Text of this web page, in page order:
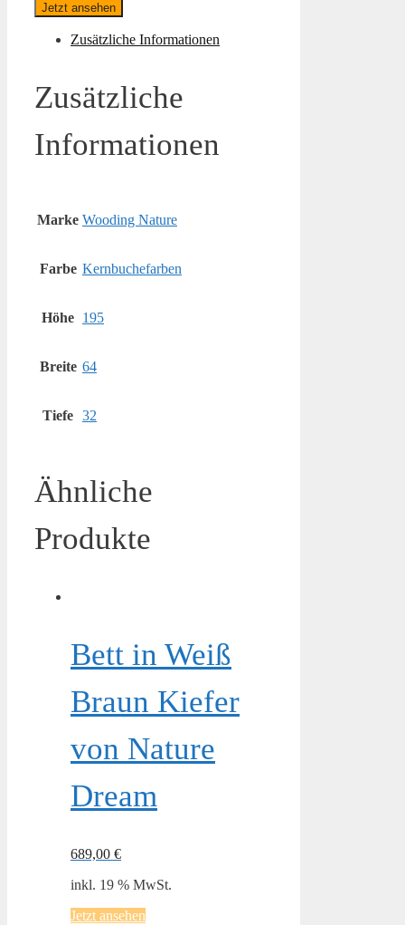
Jetzt ansehen
Zusätzliche Informationen
Zusätzliche
Informationen
Marke Wooding Nature
Farbe Kernbuchefarben
Höhe 195
Breite 64
Tiefe 32
Ähnliche
Produkte
Bett in Weiß
Braun Kiefer
von Nature
Dream
689,00 €
inkl. 19 % MwSt.
Jetzt ansehen